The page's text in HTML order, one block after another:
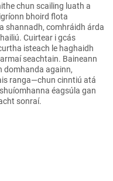
chun scailing luath a
bhoird flota
shannadh, comhráidh árda
Cuirtear i gcás
isteach le haghaidh
seachtain. Baineann
domhanda againn,
ranga—chun cinntiú atá
éagsúla gan
sonraí.